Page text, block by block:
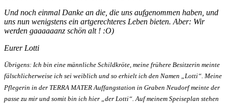
Und noch einmal Danke an die, die uns aufgenommen haben, und
uns nun wenigstens ein artgerechteres Leben bieten. Aber: Wir
werden gaaaaaanz schön alt ! :O)
Eurer Lotti
Übrigens: Ich bin eine männliche Schildkröte, meine frühere Besitzerin meinte
fälschlicherweise ich sei weiblich und so erhielt ich den Namen „Lotti“. Meine
Pflegerin in der TERRA MATER Auffangstation in Graben Neudorf meinte der
passe zu mir und somit bin ich hier „der Lotti“. Auf meinem Speiseplan stehen